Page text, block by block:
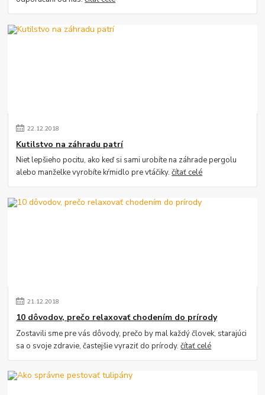
22.12.2018
Kutilstvo na záhradu patrí
Niet lepšieho pocitu, ako keď si sami urobíte na záhrade pergolu
alebo manželke vyrobíte kŕmidlo pre vtáčiky.čítať celé
21.12.2018
10 dôvodov, prečo relaxovať chodením do prírody
Zostavili sme pre vás dôvody, prečo by mal každý človek, starajúci
sa o svoje zdravie, častejšie vyraziť do prírody.čítať celé